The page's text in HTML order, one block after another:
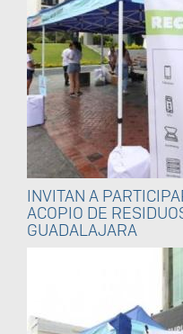
INVITAN A
ACOPIO DE
GUADALAJARA